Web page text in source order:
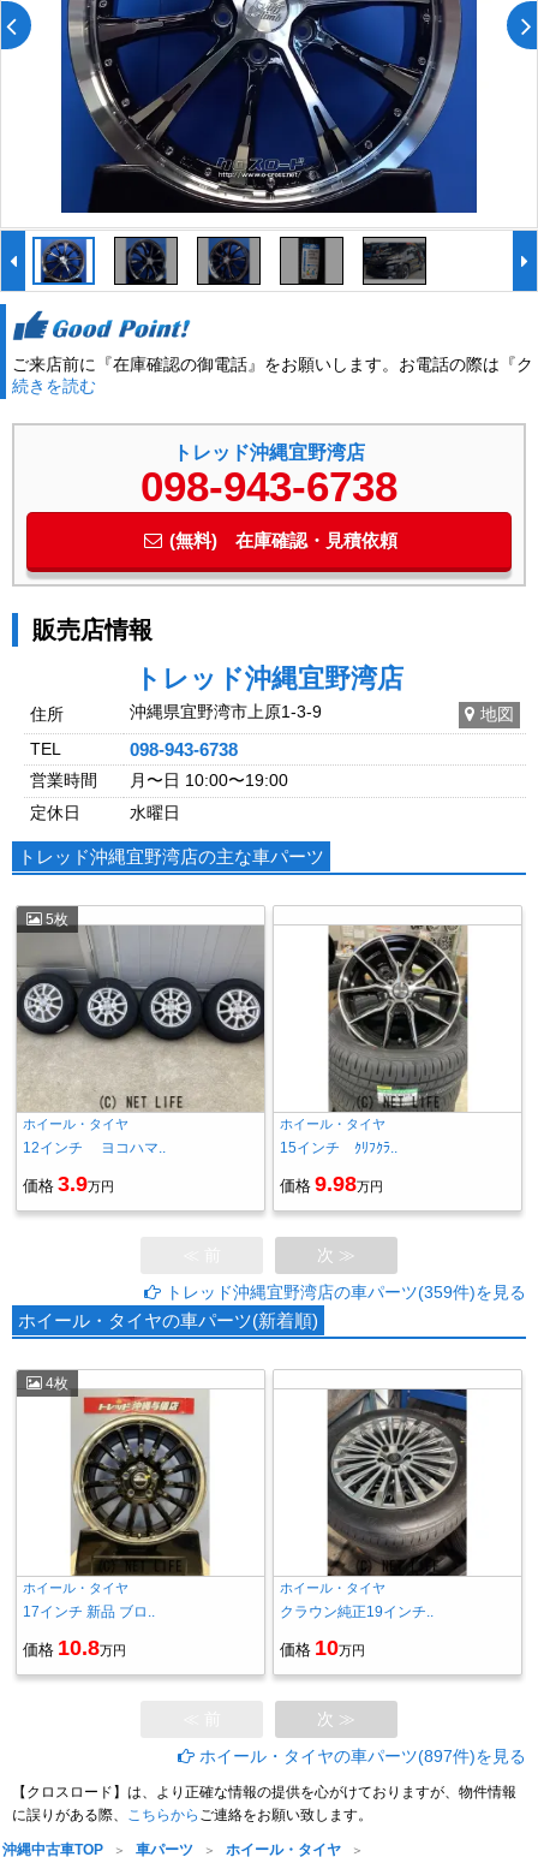
ご来店前に『在庫確認の御電話』をお願いします。お電話の際は『ク
ロスロード』を観たとお伝え下さい。32558
続きを読む
トレッド沖縄宜野湾店
098-943-6738
(無料) 在庫確認・見積依頼
販売店情報
トレッド沖縄宜野湾店
住所 沖縄県宜野湾市上原1-3-9
地図
TEL
098-943-6738
営業時間
月〜日 10:00〜19:00
定休日
水曜日
トレッド沖縄宜野湾店の主な車パーツ
5枚
ホイール・タイヤ
12インチ ヨコハマ..
価格 3.9万円
ホイール・タイヤ
15インチ ｸﾘﾌｸﾗ..
価格 9.98万円
次 ≫
トレッド沖縄宜野湾店の車パーツ(359件)を見る
ホイール・タイヤの車パーツ(新着順)
4枚
ホイール・タイヤ
17インチ 新品 ブロ..
価格 10.8万円
ホイール・タイヤ
クラウン純正19インチ..
価格 10万円
次 ≫
ホイール・タイヤの車パーツ(897件)を見る
【クロスロード】は、より正確な情報の提供を心がけておりますが、物件情報
に誤りがある際、 こちらから ご連絡をお願い致します。
沖縄中古車TOP 車パーツ ホイール・タイヤ